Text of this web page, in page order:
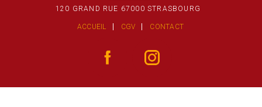
120 GRAND RUE 67000 STRASBOURG
ACCUEIL CGV CONTACT